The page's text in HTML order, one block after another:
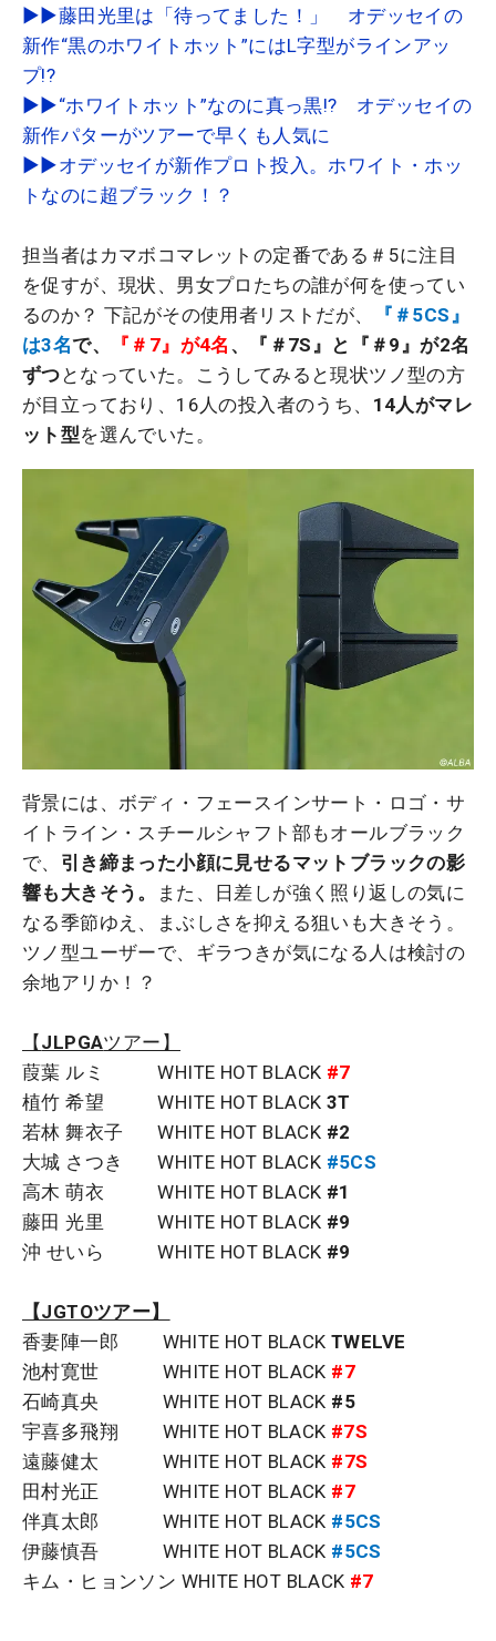
▶▶藤田光里は「待ってました！」 オデッセイの
新作“黒のホワイトホット”にはL字型がラインアッ
プ!?
▶▶“ホワイトホット”なのに真っ黒!? オデッセイの
新作パターがツアーで早くも人気に
▶▶オデッセイが新作プロト投入。ホワイト・ホッ
トなのに超ブラック！？
担当者はカマボコマレットの定番である＃5に注目
を促すが、現状、男女プロたちの誰が何を使ってい
るのか？ 下記がその使用者リストだが、
『＃5CS』
は3名で、 『＃7』が4名 、『＃7S』と『＃9』が2名
ずつ となっていた。こうしてみると現状ツノ型の方
が目立っており、16人の投入者のうち、 14人がマレ
ット型を選んでいた。
背景には、ボディ・フェースインサート・ロゴ・サ
イトライン・スチールシャフト部もオールブラック
で、 引き締まった小顔に見せるマットブラックの影
響も大きそう。
また、日差しが強く照り返しの気に
なる季節ゆえ、まぶしさを抑える狙いも大きそう。
ツノ型ユーザーで、ギラつきが気になる人は検討の
余地アリか！？
【 JLPGAツアー】
葭葉 ルミ WHITE HOT BLACK #7
植竹 希望 WHITE HOT BLACK 3T
若林 舞衣子 WHITE HOT BLACK #2
大城 さつき WHITE HOT BLACK #5CS
高木 萌衣 WHITE HOT BLACK #1
藤田 光里 WHITE HOT BLACK #9
沖 せいら WHITE HOT BLACK #9
【JGTOツアー】
香妻陣一郎 WHITE HOT BLACK TWELVE
池村寛世 WHITE HOT BLACK #7
石崎真央 WHITE HOT BLACK #5
宇喜多飛翔 WHITE HOT BLACK #7S
遠藤健太 WHITE HOT BLACK #7S
田村光正 WHITE HOT BLACK #7
伴真太郎 WHITE HOT BLACK #5CS
伊藤慎吾 WHITE HOT BLACK #5CS
キム・ヒョンソン WHITE HOT BLACK #7